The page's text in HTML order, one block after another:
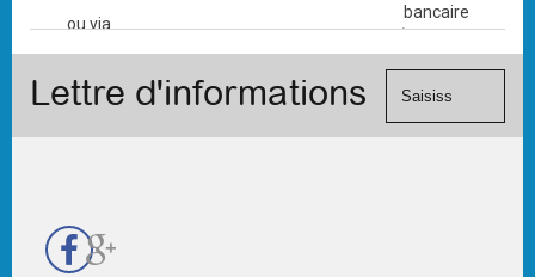
ou via
de
bancaire
(Mastercard,
Visa, ...) et
Lettre d'informations